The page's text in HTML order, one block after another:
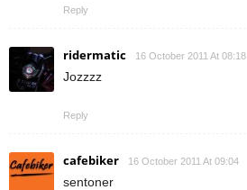
Reply
ridermatic 16 October 2011 At 08:18
Jozzzz
Reply
cafebiker 16 October 2011 At 09:04
sentoner